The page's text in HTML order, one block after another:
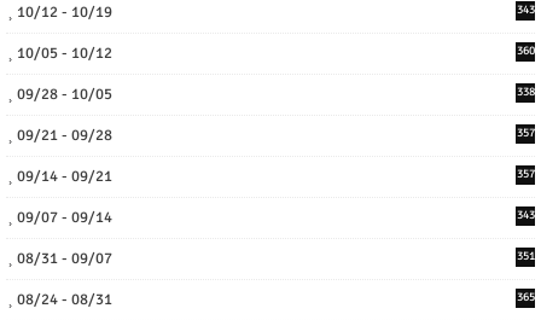
10/12 - 10/19 343
10/05 - 10/12 360
09/28 - 10/05 338
09/21 - 09/28 357
09/14 - 09/21 357
09/07 - 09/14 343
08/31 - 09/07 351
08/24 - 08/31 365